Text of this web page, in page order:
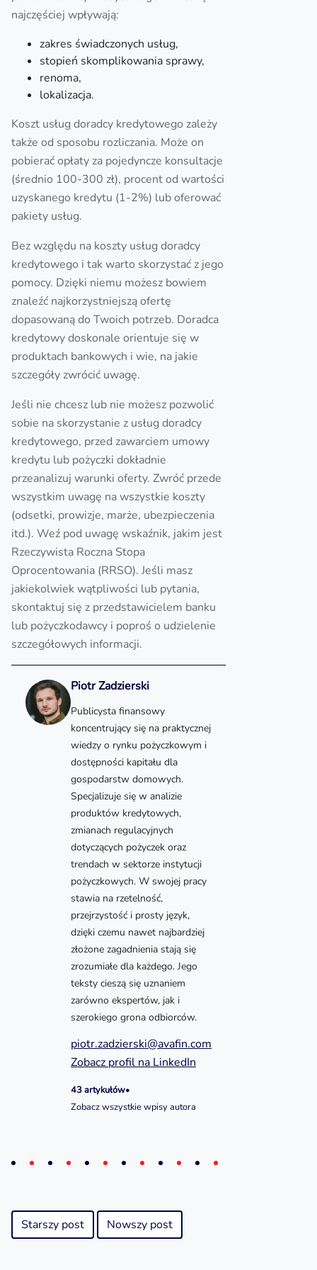
najczęściej wpływają:
zakres świadczonych usług,
stopień skomplikowania sprawy,
renoma,
lokalizacja.
Koszt usług doradcy kredytowego zależy
także od sposobu rozliczania. Może on
pobierać opłaty za pojedyncze konsultacje
(średnio 100-300 zł), procent od wartości
uzyskanego kredytu (1-2%) lub oferować
pakiety usług.
Bez względu na koszty usług doradcy
kredytowego i tak warto skorzystać z jego
pomocy. Dzięki niemu możesz bowiem
znaleźć najkorzystniejszą ofertę
dopasowaną do Twoich potrzeb. Doradca
kredytowy doskonale orientuje się w
produktach bankowych i wie, na jakie
szczegóły zwrócić uwagę.
Jeśli nie chcesz lub nie możesz pozwolić
sobie na skorzystanie z usług doradcy
kredytowego, przed zawarciem umowy
kredytu lub pożyczki dokładnie
przeanalizuj warunki oferty. Zwróć przede
wszystkim uwagę na wszystkie koszty
(odsetki, prowizje, marże, ubezpieczenia
itd.). Weź pod uwagę wskaźnik, jakim jest
Rzeczywista Roczna Stopa
Oprocentowania (RRSO). Jeśli masz
jakiekolwiek wątpliwości lub pytania,
skontaktuj się z przedstawicielem banku
lub pożyczkodawcy i poproś o udzielenie
szczegółowych informacji.
Piotr Zadzierski
Publicysta finansowy
koncentrujący się na praktycznej
wiedzy o rynku pożyczkowym i
dostępności kapitału dla
gospodarstw domowych.
Specjalizuje się w analizie
produktów kredytowych,
zmianach regulacyjnych
dotyczących pożyczek oraz
trendach w sektorze instytucji
pożyczkowych. W swojej pracy
stawia na rzetelność,
przejrzystość i prosty język,
dzięki czemu nawet najbardziej
złożone zagadnienia stają się
zrozumiałe dla każdego. Jego
teksty cieszą się uznaniem
zarówno ekspertów, jak i
szerokiego grona odbiorców.
piotr.zadzierski@avafin.com
Zobacz profil na LinkedIn
43 artykułów•
Zobacz wszystkie wpisy autora
Starszy post Nowszy post